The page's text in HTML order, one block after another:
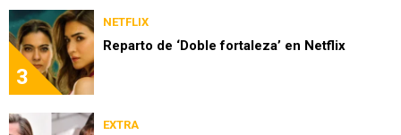
3
NETFLIX
Reparto de ‘Doble fortaleza’ en Netflix
EXTRA